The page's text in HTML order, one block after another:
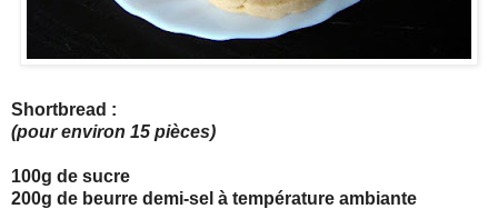
Shortbread :
(pour environ 15 pièces)
100g de sucre
200g de beurre demi-sel à température ambiante